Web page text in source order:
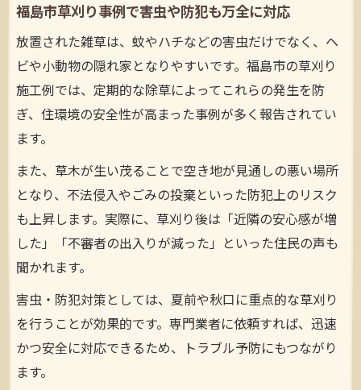
福島市草刈り事例で害虫や防犯も万全に対応
放置された雑草は、蚊やハチなどの害虫だけでなく、ヘ
ビや小動物の隠れ家となりやすいです。福島市の草刈り
施工例では、定期的な除草によってこれらの発生を防
ぎ、住環境の安全性が高まった事例が多く報告されてい
ます。
また、草木が生い茂ることで空き地が見通しの悪い場所
となり、不法侵入やごみの投棄といった防犯上のリスク
も上昇します。実際に、草刈り後は「近隣の安心感が増
した」「不審者の出入りが減った」といった住民の声も
聞かれます。
害虫・防犯対策としては、夏前や秋口に重点的な草刈り
を行うことが効果的です。専門業者に依頼すれば、迅速
かつ安全に対応できるため、トラブル予防にもつながり
ます。